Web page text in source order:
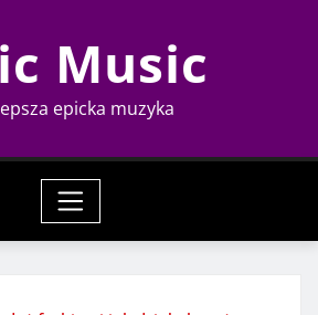
Music
epicka muzyka